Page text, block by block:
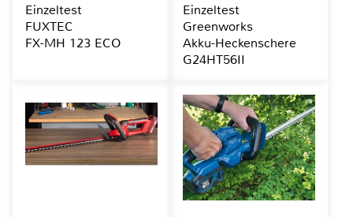
Einzeltest
FUXTEC
FX-MH 123 ECO
Einzeltest
Greenworks
Akku-Heckenschere
G24HT56II